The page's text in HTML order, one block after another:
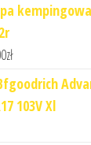
zł
103V Xl